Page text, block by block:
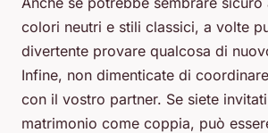
colori neutri e stili classici, a volte
divertente provare qualcosa di
Infine, non dimenticate di
con il vostro partner. Se siete
matrimonio come coppia, può